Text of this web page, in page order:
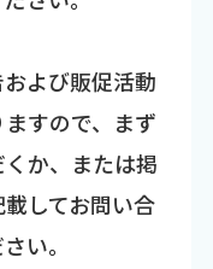
よび販促活動
すので、まず
か、または掲
してお問い合
い。